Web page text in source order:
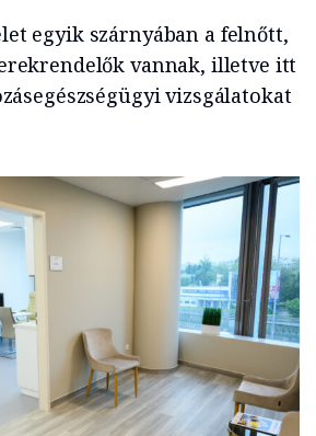
egyik szárnyában a felnőtt,
vannak, illetve itt
vizsgálatokat